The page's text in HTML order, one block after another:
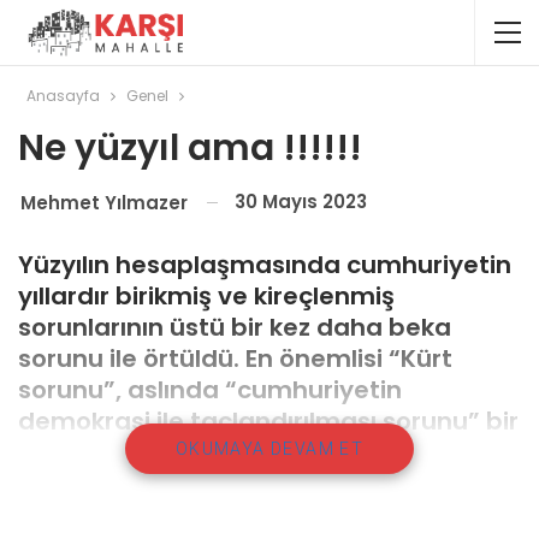
Anasayfa Genel
Ne yüzyıl ama !!!!!!
Mehmet Yılmazer 30 Mayıs 2023
Yüzyılın hesaplaşmasında cumhuriyetin
yıllardır birikmiş ve kireçlenmiş
sorunlarının üstü bir kez daha beka
sorunu ile örtüldü. En önemlisi “Kürt
sorunu”, aslında “cumhuriyetin
demokrasi ile taçlandırılması sorunu” bir
kez daha “en sağcı”, milliyetçi
parlamentonun seçilmesi ile belirsiz bir
OKUMAYA DEVAM ET